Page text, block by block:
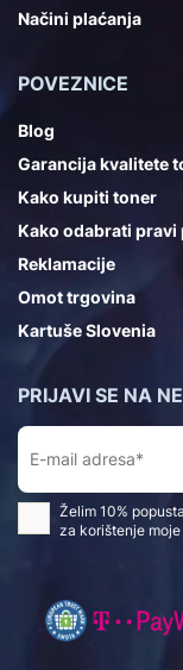
Načini plaćanja
POVEZNICE
Blog
Garancija kvalitete
Kako kupiti toner
Kako odabrati pravi
Reklamacije
Omot trgovina
Kartuše Slovenia
PRIJAVI SE NA
Želim 10%
za korištenje